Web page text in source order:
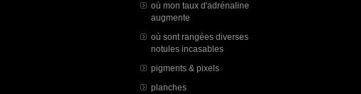
où mon taux d'adrénaline
augmente
où sont rangées diverses
notules incasables
pigments & pixels
planches